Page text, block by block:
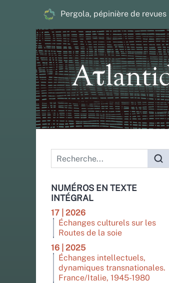
Pergola, pépinière de revues
Menu principal
NUMÉROS EN TEXTE
INTÉGRAL
17 | 2026
Échanges culturels sur les
Routes de la soie
16 | 2025
Échanges intellectuels,
dynamiques transnationales.
France/Italie, 1945-1980